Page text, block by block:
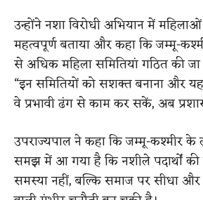
उन्होंने नशा विरोधी अभियान में
महत्वपूर्ण बताया और कहा कि जम्मू-
से अधिक महिला समितियां गठित की
“इन समितियों को सशक्त बनाना और
वे प्रभावी ढंग से काम कर सकें, अब
उपराज्यपाल ने कहा कि जम्मू-कश्मीर के
समझ में आ गया है कि नशीले पदार्थों
समस्या नहीं, बल्कि समाज पर सीधा और